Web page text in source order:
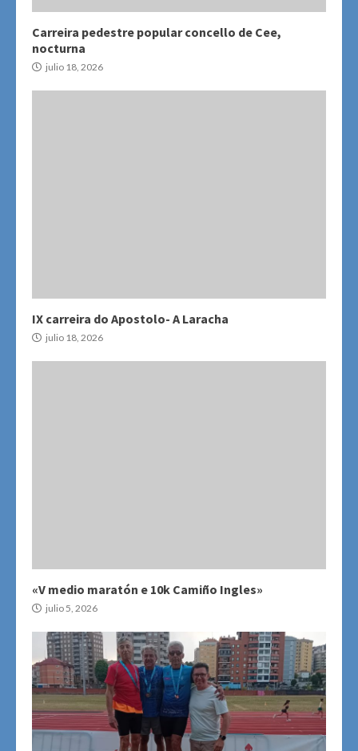
Carreira pedestre popular concello de Cee,
nocturna
julio 18, 2026
IX carreira do Apostolo- A Laracha
julio 18, 2026
«V medio maratón e 10k Camiño Ingles»
julio 5, 2026